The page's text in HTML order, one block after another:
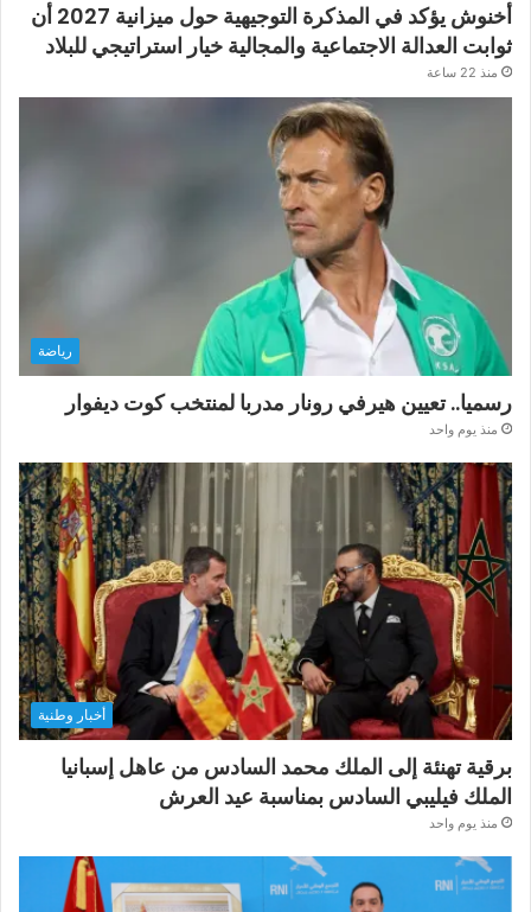
أخنوش يؤكد في المذكرة التوجيهية حول ميزانية 2027 أن
ثوابت العدالة الاجتماعية والمجالية خيار استراتيجي للبلاد
منذ 22 ساعة
رياضة
رسميا.. تعيين هيرفي رونار مدربا لمنتخب كوت ديفوار
منذ يوم واحد
أخبار وطنية
برقية تهنئة إلى الملك محمد السادس من عاهل إسبانيا
الملك فيليبي السادس بمناسبة عيد العرش
منذ يوم واحد